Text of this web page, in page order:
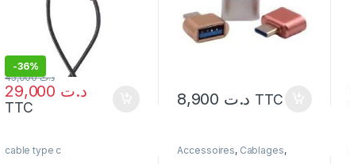
-36%
د.ت
د.ت45,000
TTC د.ت TTC
cable type c Accessoires, Cablages,